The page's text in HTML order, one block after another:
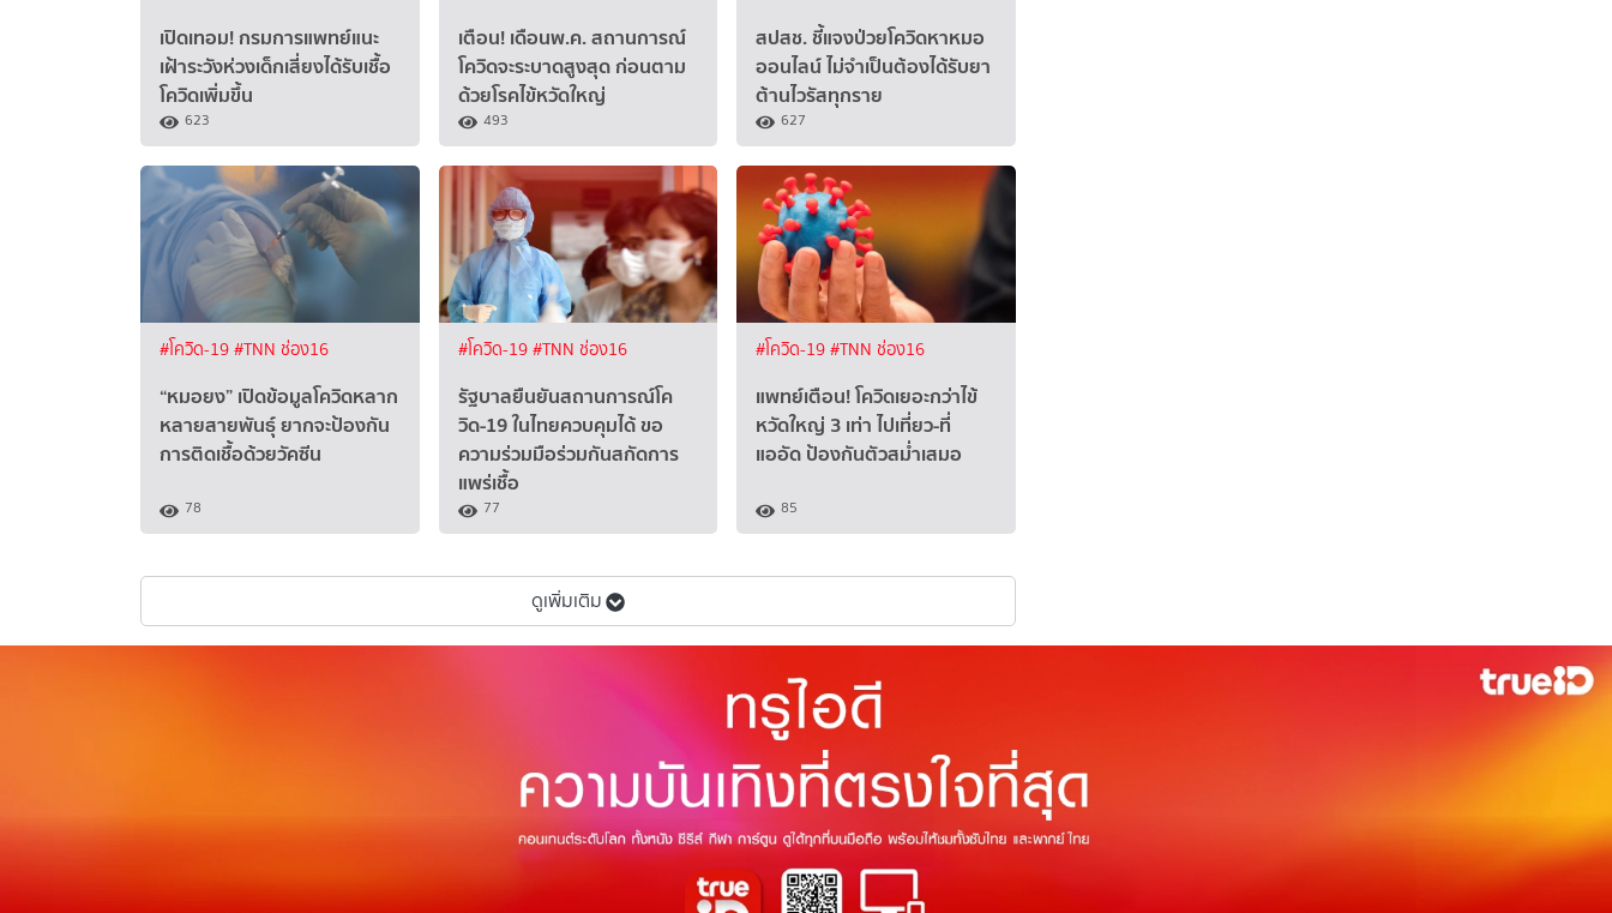
เปิดเทอม! กรมการแพทย์แนะ
เฝ้าระวังห่วงเด็กเสี่ยงได้รับเชื้อ
โควิดเพิ่มขึ้น
623
เตือน! เดือนพ.ค. สถานการณ์
โควิดจะระบาดสูงสุด ก่อนตาม
ด้วยโรคไข้หวัดใหญ่
493
สปสช. ชี้แจงป่วยโควิดหาหมอ
ออนไลน์ ไม่จำเป็นต้องได้รับยา
ต้านไวรัสทุกราย
627
#โควิด-19#TNN ช่อง16
“หมอยง” เปิดข้อมูลโควิดหลาก
หลายสายพันธุ์ ยากจะป้องกัน
การติดเชื้อด้วยวัคซีน
78
#โควิด-19#TNN ช่อง16
รัฐบาลยืนยันสถานการณ์โค
วิด-19 ในไทยควบคุมได้ ขอ
ความร่วมมือร่วมกันสกัดการ
แพร่เชื้อ
77
#โควิด-19#TNN ช่อง16
แพทย์เตือน! โควิดเยอะกว่าไข้
หวัดใหญ่ 3 เท่า ไปเที่ยว-ที่
แออัด ป้องกันตัวสม่ำเสมอ
85
ดูเพิ่มเติม